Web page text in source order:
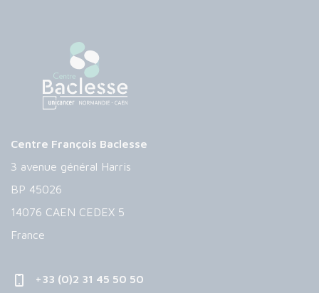
Centre François Baclesse
3 avenue général Harris
BP 45026
14076 CAEN CEDEX 5
France
+33 (0)2 31 45 50 50